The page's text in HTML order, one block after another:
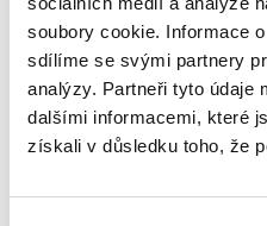
soubory cookie. Informace
sdílíme se svými partnery
analýzy. Partneři tyto údaje
dalšími informacemi, které
získali v důsledku toho, že
Publikace se věnuje
podobě převodů
oprávněné osoby
mají restituenti nárok,
původní nemovitosti,...